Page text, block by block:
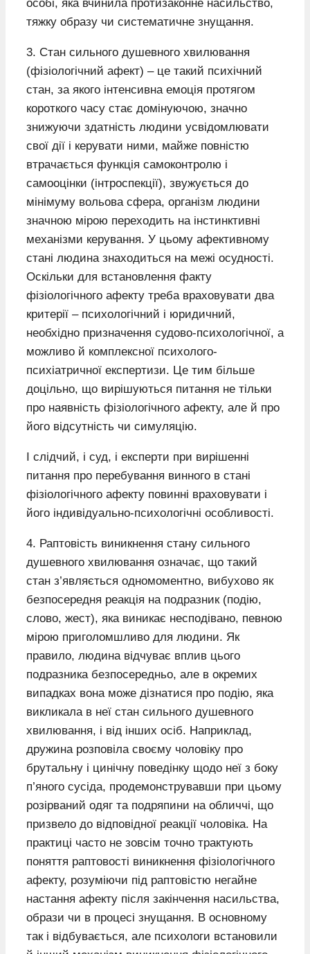
особі, яка вчинила протизаконне насильство,
тяжку образу чи систематичне знущання.
3. Стан сильного душевного хвилювання
(фізіологічний афект) – це такий психічний
стан, за якого інтенсивна емоція протягом
короткого часу стає домінуючою, значно
знижуючи здатність людини усвідомлювати
свої дії і керувати ними, майже повністю
втрачається функція самоконтролю і
самооцінки (інтроспекції), звужується до
мінімуму вольова сфера, організм людини
значною мірою переходить на інстинктивні
механізми керування. У цьому афективному
стані людина знаходиться на межі осудності.
Оскільки для встановлення факту
фізіологічного афекту треба враховувати два
критерії – психологічний і юридичний,
необхідно призначення судово-психологічної, а
можливо й комплексної психолого-
психіатричної експертизи. Це тим більше
доцільно, що вирішуються питання не тільки
про наявність фізіологічного афекту, але й про
його відсутність чи симуляцію.
І слідчий, і суд, і експерти при вирішенні
питання про перебування винного в стані
фізіологічного афекту повинні враховувати і
його індивідуально-психологічні особливості.
4. Раптовість виникнення стану сильного
душевного хвилювання означає, що такий
стан з’являється одномоментно, вибухово як
безпосередня реакція на подразник (подію,
слово, жест), яка виникає несподівано, певною
мірою приголомшливо для людини. Як
правило, людина відчуває вплив цього
подразника безпосередньо, але в окремих
випадках вона може дізнатися про подію, яка
викликала в неї стан сильного душевного
хвилювання, і від інших осіб. Наприклад,
дружина розповіла своєму чоловіку про
брутальну і цинічну поведінку щодо неї з боку
п’яного сусіда, продемонструвавши при цьому
розірваний одяг та подряпини на обличчі, що
призвело до відповідної реакції чоловіка. На
практиці часто не зовсім точно трактують
поняття раптовості виникнення фізіологічного
афекту, розуміючи під раптовістю негайне
настання афекту після закінчення насильства,
образи чи в процесі знущання. В основному
так і відбувається, але психологи встановили